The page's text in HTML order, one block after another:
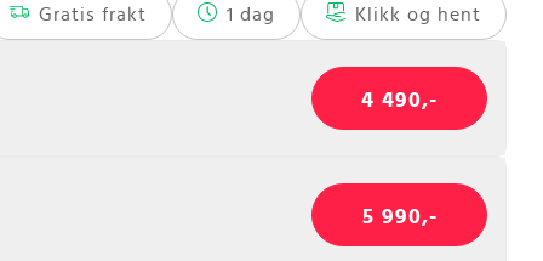
Gratis frakt 1 dag Klikk og hent
4 490,-
5 990,-